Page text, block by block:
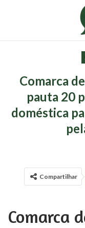
Comarca
pauta 20
doméstica
Compartilhar
Comarca